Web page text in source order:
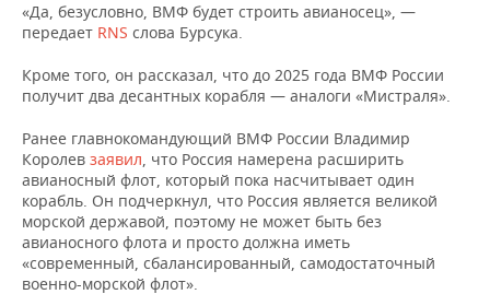
КОРОЛИ ГОСЗАКАЗА ПФО
ВУЗЫ ТАТАРСТАНА
ТОРГОВЫЕ ЦЕНТРЫ
ТАТАРСТАНА
ФИНАНСЫ
БАНКИ
ИНВЕСТИЦИИ
НОВОСТИ
ПРОМЫШЛЕННОСТИ
АГРОПРОМ
МАШИНОСТРОЕНИЕ
НЕФТЕХИМИЯ
НЕФТЬ
ОПК
НЕДВИЖИМОСТЬ
НОВОСТИ НЕДВИЖИМОСТИ
АВТО
БИЗНЕС
НОВОСТИ БИЗНЕСА
РОЗНИЧНАЯ ТОРГОВЛЯ
ТРАНСПОРТ
ТЕХНОЛОГИИ
НОВОСТИ ТЕХНОЛОГИЙ
IT
МЕРОПРИЯТИЯ
НОВОСТИ МЕРОПРИЯТИЙ
СПОРТ
«Да, безусловно, ВМФ будет строить авианосец», —
передает RNS слова Бурсука.
Кроме того, он рассказал, что до 2025 года ВМФ России
получит два десантных корабля — аналоги «Мистраля».
Ранее главнокомандующий ВМФ России Владимир
Королев заявил, что Россия намерена расширить
авианосный флот, который пока насчитывает один
корабль. Он подчеркнул, что Россия является великой
морской державой, поэтому не может быть без
авианосного флота и просто должна иметь
«современный, сбалансированный, самодостаточный
военно-морской флот».